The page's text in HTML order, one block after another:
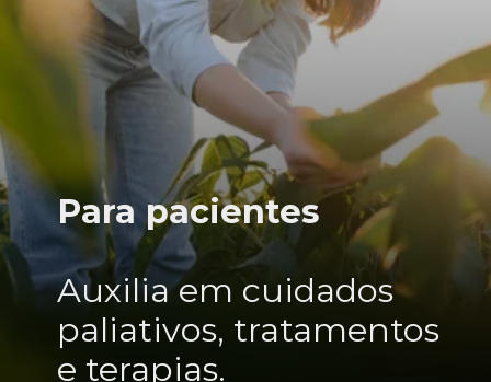
Para pacientes
Auxilia em cuidados
paliativos, tratamentos
e terapias.